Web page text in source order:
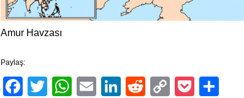
Amur Havzası
Paylaş:
Facebook
TwitterWhatsApp
EmailLinkedIn
RedditCopyPocket